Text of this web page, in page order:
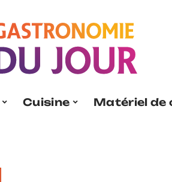
Cuisine Matériel de